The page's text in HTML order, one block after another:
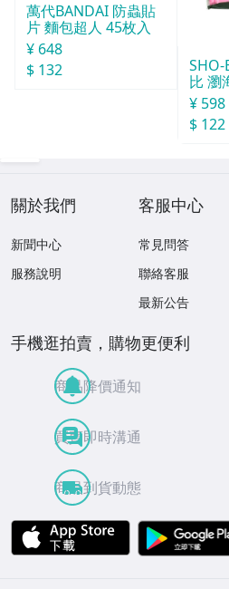
萬代BANDAI 防蟲貼
片 麵包超人 45枚入
¥ 648
$ 132
SHO-
比 瀏
¥ 598
$ 122
關於我們
新聞中心
服務說明
客服中心
常見問答
聯絡客服
最新公告
手機逛拍賣，購物更便利
商品降價通知
買賣即時溝通
商品到貨動態
APP Store